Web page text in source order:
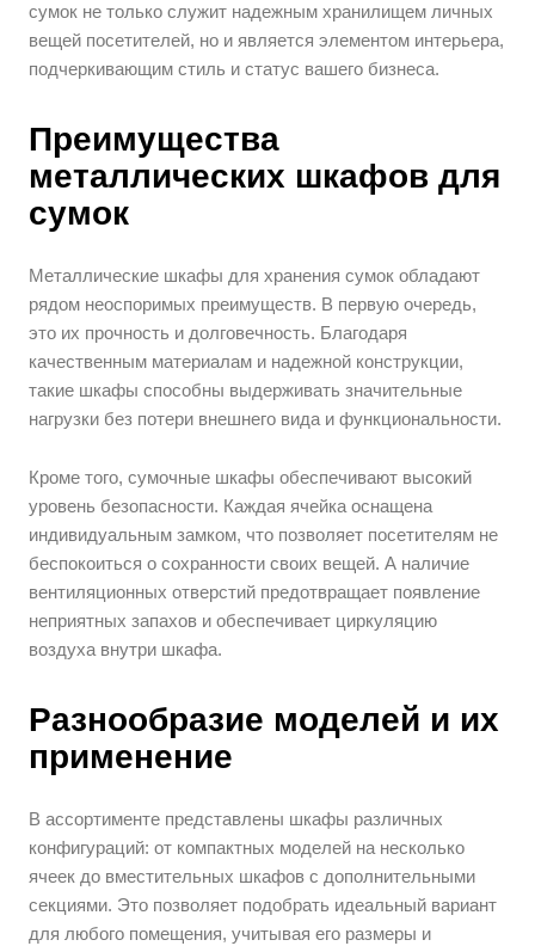
сумок не только служит надежным хранилищем личных
вещей посетителей, но и является элементом интерьера,
подчеркивающим стиль и статус вашего бизнеса.
Преимущества
металлических шкафов для
сумок
Металлические шкафы для хранения сумок обладают
рядом неоспоримых преимуществ. В первую очередь,
это их прочность и долговечность. Благодаря
качественным материалам и надежной конструкции,
такие шкафы способны выдерживать значительные
нагрузки без потери внешнего вида и функциональности.
Кроме того, сумочные шкафы обеспечивают высокий
уровень безопасности. Каждая ячейка оснащена
индивидуальным замком, что позволяет посетителям не
беспокоиться о сохранности своих вещей. А наличие
вентиляционных отверстий предотвращает появление
неприятных запахов и обеспечивает циркуляцию
воздуха внутри шкафа.
Разнообразие моделей и их
применение
В ассортименте представлены шкафы различных
конфигураций: от компактных моделей на несколько
ячеек до вместительных шкафов с дополнительными
секциями. Это позволяет подобрать идеальный вариант
для любого помещения, учитывая его размеры и